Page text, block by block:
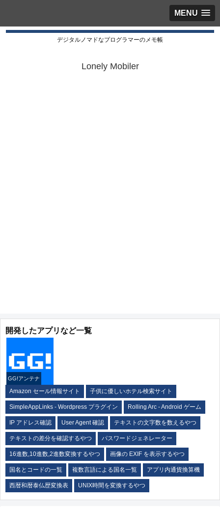
MENU
デジタルノマドなプログラマーのメモ帳
Lonely Mobiler
開発したアプリなど一覧
GG!アンテナ
Amazon セール情報サイト 子供に優しいホテル検索サイト
SimpleAppLinks - Wordpress プラグイン Rolling Arc - Android ゲーム
IP アドレス確認 User Agent 確認 テキストの文字数を数えるやつ
テキストの差分を確認するやつ パスワードジェネレーター
16進数,10進数,2進数変換するやつ 画像の EXIF を表示するやつ
国名とコードの一覧 複数言語による国名一覧 アプリ内通貨換算機
西暦和暦泰仏歴変換表 UNIX時間を変換するやつ